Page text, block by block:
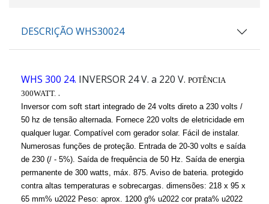
DESCRIÇÃO WHS30024
WHS 300 24. INVERSOR 24 V. a 220 V. POTÊNCIA
300WATT. .
Inversor com soft start integrado de 24 volts direto a 230 volts /
50 hz de tensão alternada. Fornece 220 volts de eletricidade em
qualquer lugar. Compatível com gerador solar. Fácil de instalar.
Numerosas funções de proteção. Entrada de 20-30 volts e saída
de 230 (/ - 5%). Saída de frequência de 50 Hz. Saída de energia
permanente de 300 watts, máx. 875. Aviso de bateria. protegido
contra altas temperaturas e sobrecargas. dimensões: 218 x 95 x
65 mm% u2022 Peso: aprox. 1200 g% u2022 cor prata% u2022